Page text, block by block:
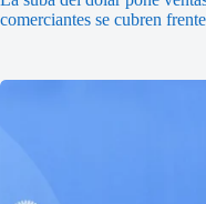
comerciantes se cubren